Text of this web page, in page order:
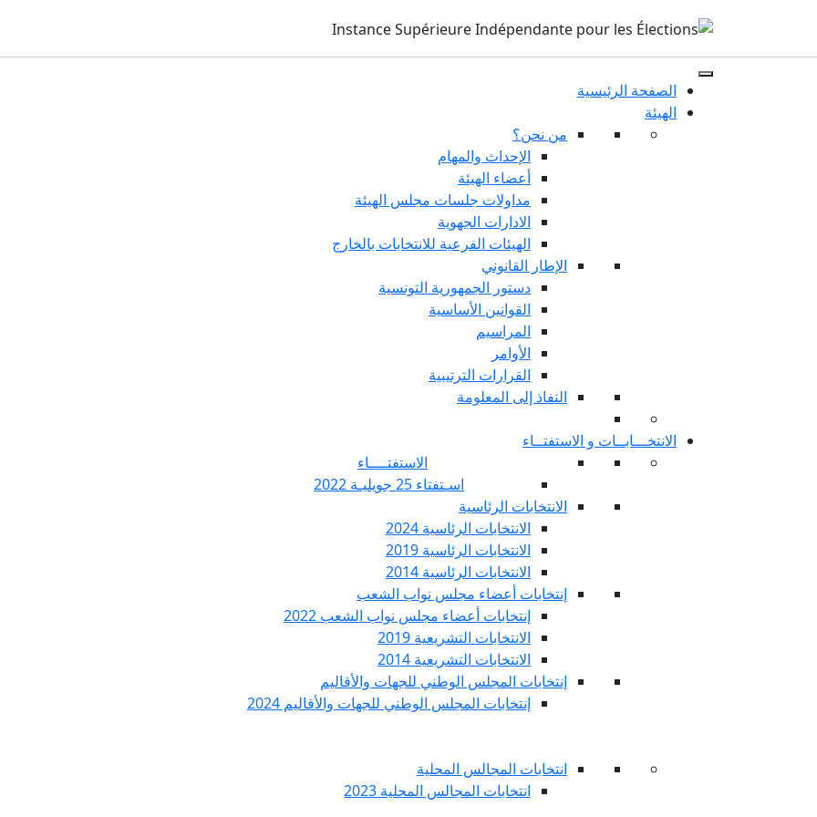
الصفحة الرئيسية
الهيئة
من نحن؟
الإحداث والمهام
أعضاء الهيئة
مداولات جلسات مجلس الهيئة
الادارات الجهوية
الهيئات الفرعية للانتخابات بالخارج
الإطار القانوني
دستور الجمهورية التونسية
القوانين الأساسية
المراسيم
الأوامر
القرارات الترتيبية
النفاذ إلى المعلومة
الانتخـــابــات و الاستفتــاء
الاستفتــــاء
اسـتفتاء 25 جويليـة 2022
الانتخابات الرئاسية
الانتخابات الرئاسية 2024
الانتخابات الرئاسية 2019
الانتخابات الرئاسية 2014
إنتخابات أعضاء مجلس نواب الشعب
إنتخابات أعضاء مجلس نواب الشعب 2022
الانتخابات التشريعية 2019
الانتخابات التشريعية 2014
إنتخابات المجلس الوطني للجهات والأقاليم
إنتخابات المجلس الوطني للجهات والأقاليم 2024
انتخابات المجالس المحلية
انتخابات المجالس المحلية 2023